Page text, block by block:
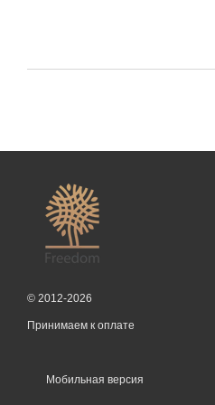
© 2012-2026
Принимаем к оплате
Мобильная версия